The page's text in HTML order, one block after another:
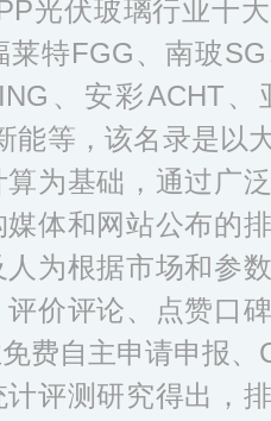
光伏玻璃行业十
莱特FGG、南玻
、安彩ACHT
能等，该名录是以
为基础，通过广
体和网站公布的
为根据市场和参
价评论、点赞口
费自主申请申报
评测研究得出，